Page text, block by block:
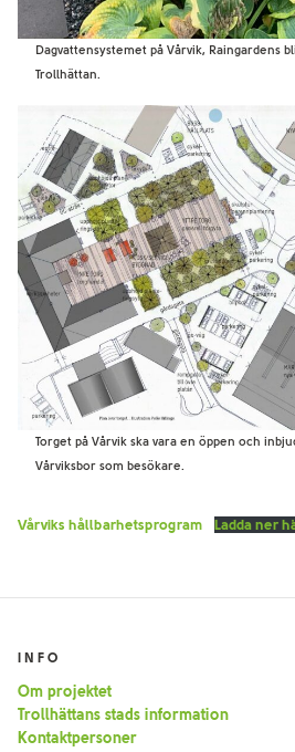
Dagvattensystemet på Vårvik, Raingardens
Trollhättan.
Torget på Vårvik ska vara en öppen och
Vårviksbor som besökare.
Vårviks hållbarhetsprogram Ladda ner
INFO
Om projektet
Trollhättans stads information
Kontaktpersoner